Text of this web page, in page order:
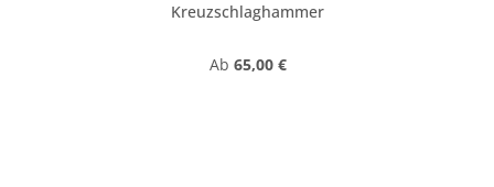
Kreuzschlaghammer
Regulärer Preis:
Ab 65,00 €